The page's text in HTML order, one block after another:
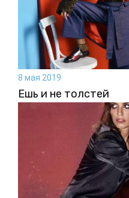
8 мая 2019
Ешь и не толстей